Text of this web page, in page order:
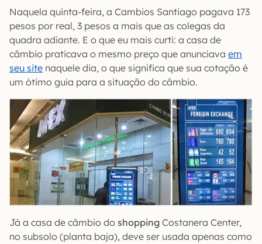
Naquela quinta-feira, a Cambios Santiago pagava 173
pesos por real, 3 pesos a mais que as colegas da
quadra adiante. E o que eu mais curti: a casa de
câmbio praticava o mesmo preço que anunciava em
seu site naquele dia, o que significa que sua cotação é
um ótimo guia para a situação do câmbio.
Já a casa de câmbio do shopping Costanera Center,
no subsolo (planta baja), deve ser usada apenas como